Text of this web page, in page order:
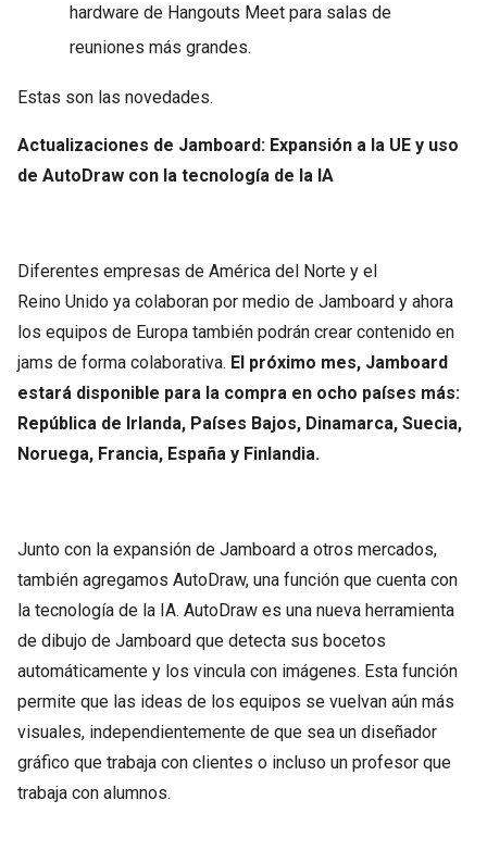
hardware de Hangouts Meet para salas de
reuniones más grandes.
Estas son las novedades.
Actualizaciones de Jamboard: Expansión a la UE y uso
de AutoDraw con la tecnología de la IA
Diferentes empresas de América del Norte y el
Reino Unido ya colaboran por medio de Jamboard y ahora
los equipos de Europa también podrán crear contenido en
jams de forma colaborativa. El próximo mes, Jamboard
estará disponible para la compra en ocho países más:
República de Irlanda, Países Bajos, Dinamarca, Suecia,
Noruega, Francia, España y Finlandia.
Junto con la expansión de Jamboard a otros mercados,
también agregamos AutoDraw, una función que cuenta con
la tecnología de la IA. AutoDraw es una nueva herramienta
de dibujo de Jamboard que detecta sus bocetos
automáticamente y los vincula con imágenes. Esta función
permite que las ideas de los equipos se vuelvan aún más
visuales, independientemente de que sea un diseñador
gráfico que trabaja con clientes o incluso un profesor que
trabaja con alumnos.